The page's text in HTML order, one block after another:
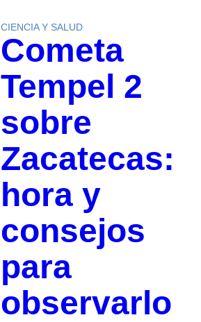
CIENCIA Y SALUD
Cometa
Tempel 2
sobre
Zacatecas:
hora y
consejos
para
observarlo